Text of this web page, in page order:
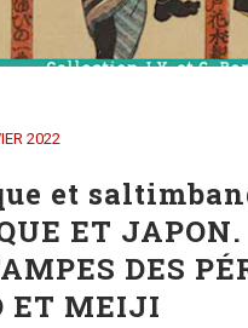
2022
et
ET JAPON.
DES
ET MEIJI